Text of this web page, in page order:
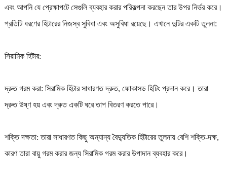
এবং আপনি যে প্রেক্ষাপটে সেগুলি ব্যবহার করার পরিকল্পনা করছেন তার উপর নির্ভর করে।
প্রতিটি ধরণের হিটারের নিজস্ব সুবিধা এবং অসুবিধা রয়েছে। এখানে দুটির একটি তুলনা:
সিরামিক হিটার:
দ্রুত গরম করা: সিরামিক হিটার সাধারণত দ্রুত, ফোকাসড হিটিং প্রদান করে। তারা
দ্রুত উষ্ণ হয় এবং দ্রুত একটি ঘরে তাপ বিতরণ করতে পারে।
শক্তি দক্ষতা: তারা সাধারণত কিছু অন্যান্য বৈদ্যুতিক হিটারের তুলনায় বেশি শক্তি-দক্ষ,
কারণ তারা বায়ু গরম করার জন্য সিরামিক গরম করার উপাদান ব্যবহার করে।